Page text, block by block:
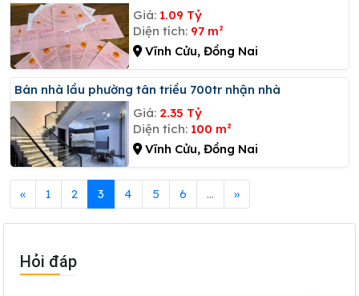
Giá: 1.09 Tỷ
Diện tích: 97 m²
Vĩnh Cửu, Đồng Nai
Bán nhà lầu phường tân triều 700tr nhận nhà
Giá: 2.35 Tỷ
Diện tích: 100 m²
Vĩnh Cửu, Đồng Nai
« 1 2 3 4 5 6 ... »
Hỏi đáp